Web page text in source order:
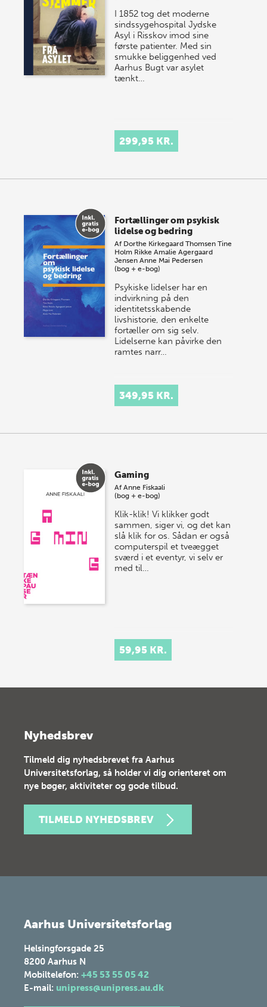
I 1852 tog det moderne
sindssygehospital Jydske
Asyl i Risskov imod sine
første patienter. Med sin
smukke beliggenhed ved
Aarhus Bugt var asylet
tænkt…
299,95 KR.
Fortællinger om psykisk
lidelse og bedring
Af Dorthe Kirkegaard Thomsen Tine
Holm Rikke Amalie Agergaard
Jensen Anne Mai Pedersen
(bog + e-bog)
Psykiske lidelser har en
indvirkning på den
identitetsskabende
livshistorie, den enkelte
fortæller om sig selv.
Lidelserne kan påvirke den
ramtes narr…
349,95 KR.
Gaming
AfAnne Fiskaali
(bog + e-bog)
Klik-klik! Vi klikker godt
sammen, siger vi, og det kan
slå klik for os. Sådan er også
computerspil et tveægget
sværd i et eventyr, vi selv er
med til…
59,95 KR.
Nyhedsbrev
Tilmeld dig nyhedsbrevet fra Aarhus
Universitetsforlag, så holder vi dig orienteret om
nye bøger, aktiviteter og gode tilbud.
TILMELD NYHEDSBREV
Aarhus Universitetsforlag
Helsingforsgade 25
8200 Aarhus N
Mobiltelefon: +45 53 55 05 42
E-mail: unipress@unipress.au.dk